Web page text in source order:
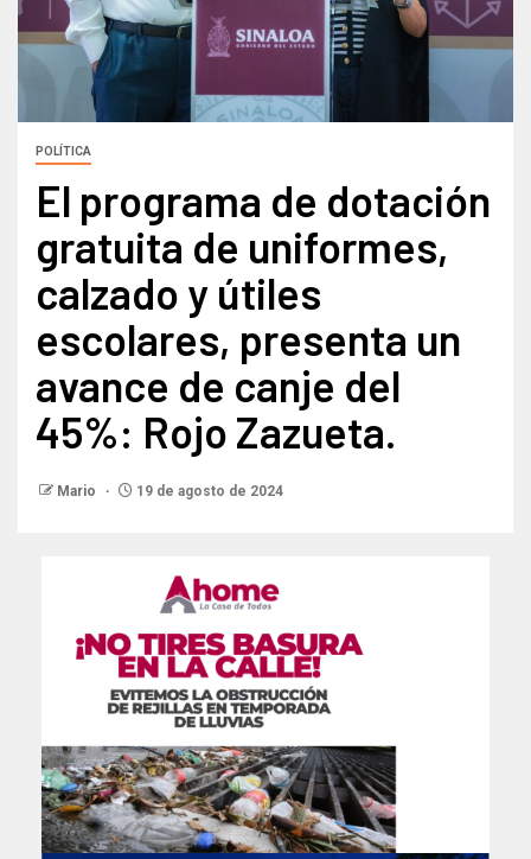
POLÍTICA
El programa de dotación
gratuita de uniformes,
calzado y útiles
escolares, presenta un
avance de canje del
45%: Rojo Zazueta.
Mario 19 de agosto de 2024